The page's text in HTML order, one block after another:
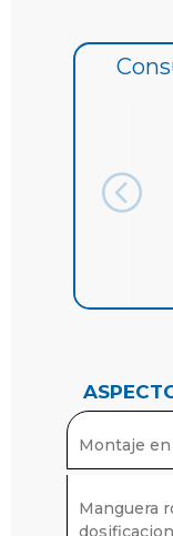
Montaje en
Manguera